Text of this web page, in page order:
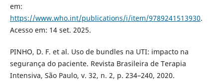
em:
https://www.who.int/publications/i/item/9789241513930.
Acesso em: 14 set. 2025.
PINHO, D. F. et al. Uso de bundles na UTI: impacto na
segurança do paciente. Revista Brasileira de Terapia
Intensiva, São Paulo, v. 32, n. 2, p. 234–240, 2020.